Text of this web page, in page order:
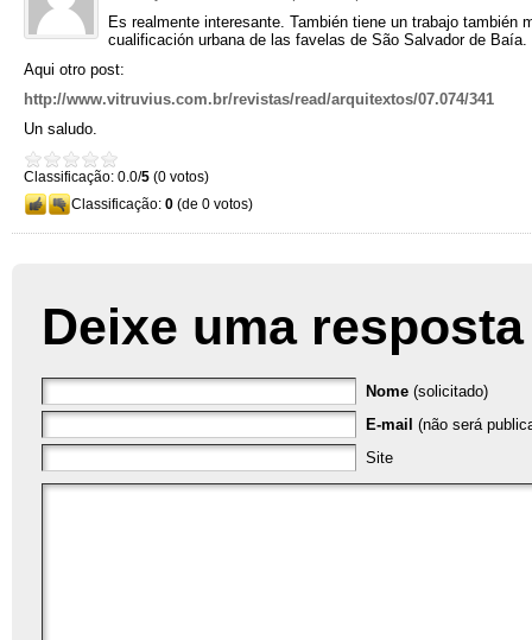
Es realmente interesante. También tiene un trabajo también
cualificación urbana de las favelas de São Salvador de Baía.
Aqui otro post:
http://www.vitruvius.com.br/revistas/read/arquitextos/07.074/341
Un saludo.
Classificação: 0.0/5 (0 votos)
Classificação: 0 (de 0 votos)
Deixe uma resposta
Nome (solicitado)
E-mail (não será
Site